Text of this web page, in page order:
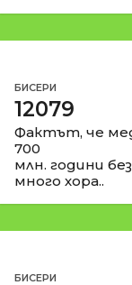
БИСЕРИ
12079
Фактът, че
700
млн. години
много хора..
БИСЕРИ